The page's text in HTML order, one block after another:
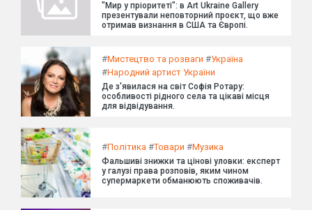
"Мир у пріоритеті": в Art Ukraine Gallery
презентували неповторний проєкт, що вже
отримав визнання в США та Європі.
#Мистецтво та розваги #Україна
#Народний артист України
Де з'явилася на світ Софія Ротару:
особливості рідного села та цікаві місця
для відвідування.
#Політика #Товари #Музика
Фальшиві знижки та цінові уловки: експерт
у галузі права розповів, яким чином
супермаркети обманюють споживачів.